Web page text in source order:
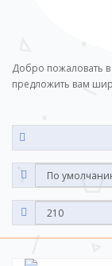
Добро пожаловать
предложить вам
оптом от одного
сейчас, если есть
связи.